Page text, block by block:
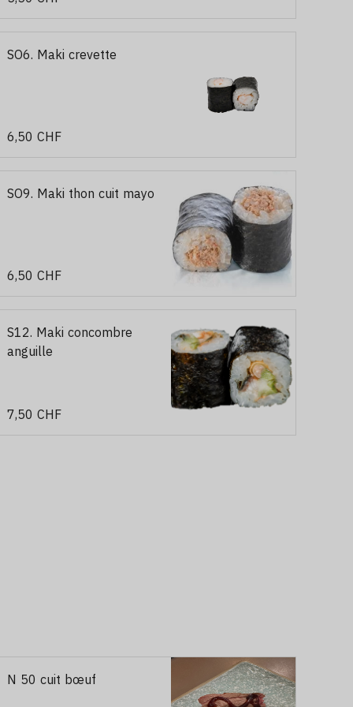
SO6. Maki crevette
6,50 CHF
SO9. Maki thon cuit mayo
6,50 CHF
S12. Maki concombre
anguille
7,50 CHF
N 50 cuit bœuf